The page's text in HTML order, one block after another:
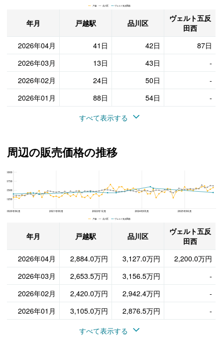
戸越 品川区 ヴェルト五反田西
年月 戸越駅 品川区
ヴェルト五反
田西
2026年04月
41日 42日
87日
2026年03月
13日 43日
-
2026年02月
24日 50日
-
2026年01月
88日 54日
-
すべて表示する
周辺の販売価格の推移
2020年06月 2021年09月 2022年12月 2024年03月 2025年06月
5000
3750
2500
1250
戸越 品川区 ヴェルト五反田西
年月 戸越駅 品川区
ヴェルト五反
田西
2026年04月
2,884.0万円 3,127.0万円
2,200.0万円
2026年03月
2,653.5万円 3,156.5万円
-
2026年02月
2,420.0万円 2,942.4万円
-
2026年01月
3,105.0万円 2,876.5万円
-
すべて表示する